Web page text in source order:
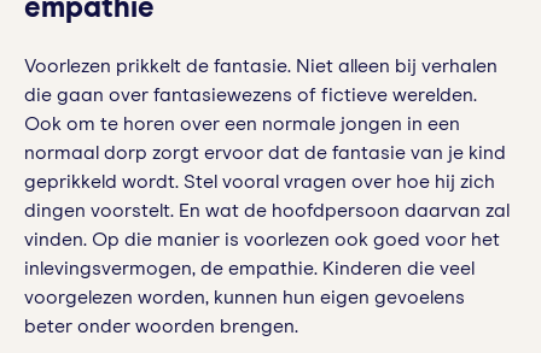
empathie
Voorlezen prikkelt de fantasie. Niet alleen bij verhalen
die gaan over fantasiewezens of fictieve werelden.
Ook om te horen over een normale jongen in een
normaal dorp zorgt ervoor dat de fantasie van je kind
geprikkeld wordt. Stel vooral vragen over hoe hij zich
dingen voorstelt. En wat de hoofdpersoon daarvan zal
vinden. Op die manier is voorlezen ook goed voor het
inlevingsvermogen, de empathie. Kinderen die veel
voorgelezen worden, kunnen hun eigen gevoelens
beter onder woorden brengen.